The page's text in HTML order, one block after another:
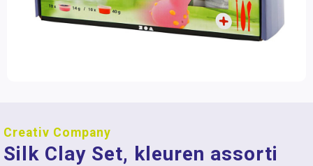
Creativ Company
Silk Clay Set, kleuren assorti